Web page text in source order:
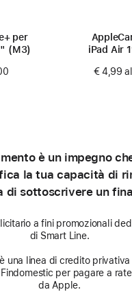
per
(M3)
iPad Air
€ 4,99
è un impegno
la tua capacità di
di sottoscrivere un
a fini promozionali
di Smart Line.
una linea di credito
per pagare a
da Apple.